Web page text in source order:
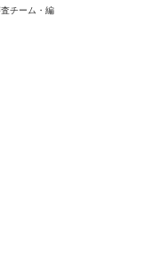
チーム・編